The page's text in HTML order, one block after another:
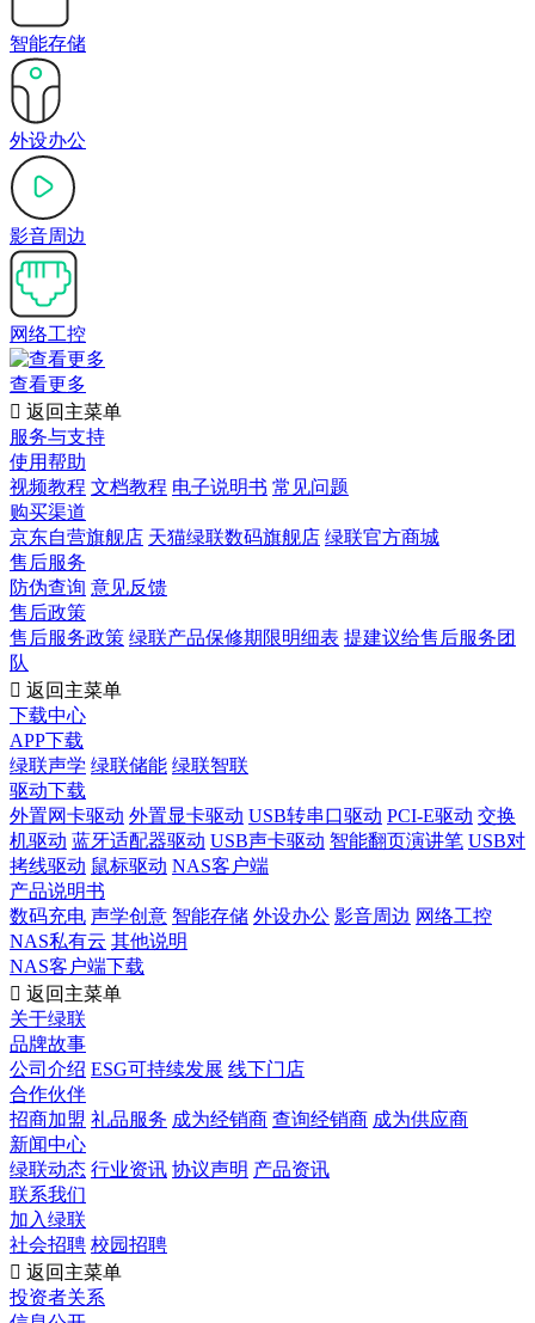
智能存储
外设办公
影音周边
网络工控
查看更多
 返回主菜单
服务与支持
使用帮助
视频教程 文档教程 电子说明书 常见问题
购买渠道
京东自营旗舰店 天猫绿联数码旗舰店 绿联官方商城
售后服务
防伪查询 意见反馈
售后政策
售后服务政策 绿联产品保修期限明细表 提建议给售后服务团
队
 返回主菜单
下载中心
APP下载
绿联声学 绿联储能 绿联智联
驱动下载
外置网卡驱动 外置显卡驱动 USB转串口驱动 PCI-E驱动 交换
机驱动 蓝牙适配器驱动 USB声卡驱动 智能翻页演讲笔 USB对
拷线驱动 鼠标驱动 NAS客户端
产品说明书
数码充电 声学创意 智能存储 外设办公 影音周边 网络工控
NAS私有云 其他说明
NAS客户端下载
 返回主菜单
关于绿联
品牌故事
公司介绍 ESG可持续发展 线下门店
合作伙伴
招商加盟 礼品服务 成为经销商 查询经销商 成为供应商
新闻中心
绿联动态 行业资讯 协议声明 产品资讯
联系我们
加入绿联
社会招聘 校园招聘
 返回主菜单
投资者关系